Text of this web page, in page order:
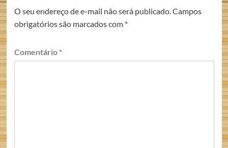
O seu endereço de e-mail não será publicado.Campos
obrigatórios são marcados com *
Comentário *